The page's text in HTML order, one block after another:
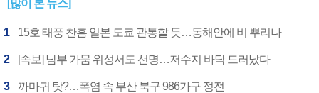
[많이 본 뉴스]
1 15호 태풍 찬홈 일본 도쿄 관통할 듯…동해안에 비 뿌리나
2 [속보] 남부 가뭄 위성서도 선명…저수지 바닥 드러났다
3 까마귀 탓?…폭염 속 부산 북구 986가구 정전